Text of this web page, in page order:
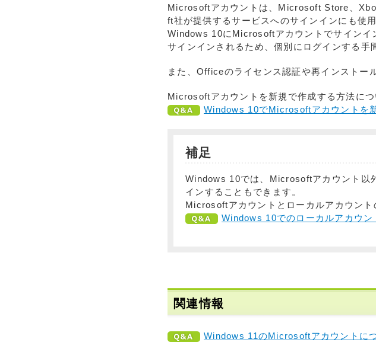
Microsoftアカウントは、Microsoft Store、
ft社が提供するサービスへのサインインにも使
Windows 10にMicrosoftアカウントでサインイ
サインインされるため、個別にログインする手
また、Officeのライセンス認証や再インストー
Microsoftアカウントを新規で作成する方法に
Windows 10でMicrosoftアカウントを
補足
Windows 10では、Microsoftアカウント以
インすることもできます。
Microsoftアカウントとローカルアカウント
Windows 10でのローカルアカウ
関連情報
Windows 11のMicrosoftアカウントに